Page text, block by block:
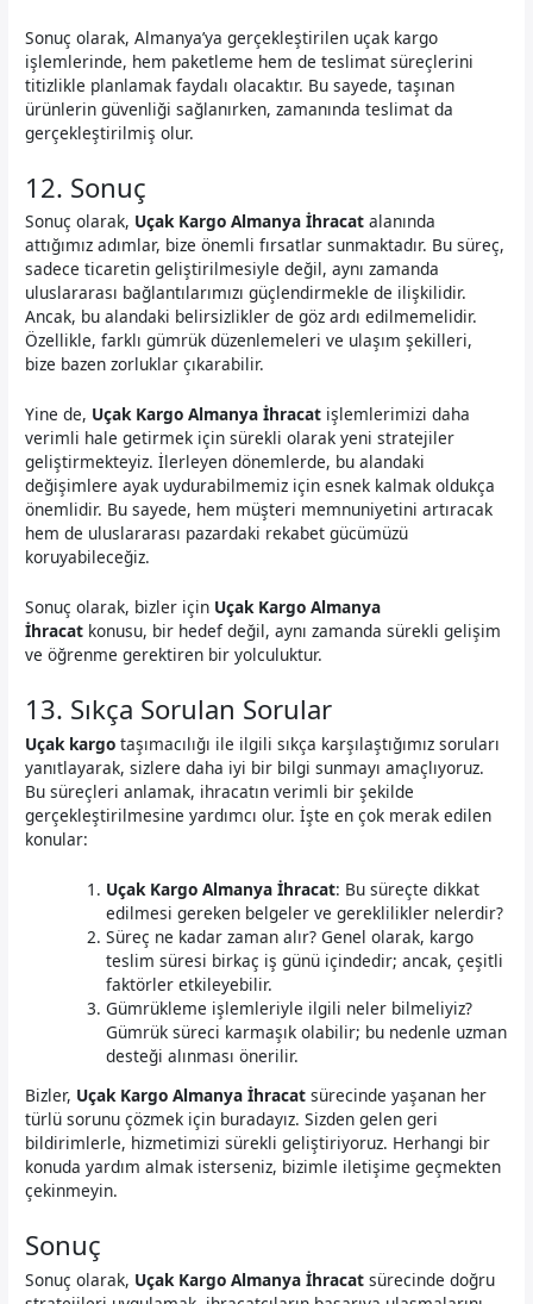
Sonuç olarak, Almanya’ya gerçekleştirilen uçak kargo
işlemlerinde, hem paketleme hem de teslimat süreçlerini
titizlikle planlamak faydalı olacaktır. Bu sayede, taşınan
ürünlerin güvenliği sağlanırken, zamanında teslimat da
gerçekleştirilmiş olur.
12. Sonuç
Sonuç olarak, Uçak Kargo Almanya İhracat alanında
attığımız adımlar, bize önemli fırsatlar sunmaktadır. Bu süreç,
sadece ticaretin geliştirilmesiyle değil, aynı zamanda
uluslararası bağlantılarımızı güçlendirmekle de ilişkilidir.
Ancak, bu alandaki belirsizlikler de göz ardı edilmemelidir.
Özellikle, farklı gümrük düzenlemeleri ve ulaşım şekilleri,
bize bazen zorluklar çıkarabilir.
Yine de, Uçak Kargo Almanya İhracat işlemlerimizi daha
verimli hale getirmek için sürekli olarak yeni stratejiler
geliştirmekteyiz. İlerleyen dönemlerde, bu alandaki
değişimlere ayak uydurabilmemiz için esnek kalmak oldukça
önemlidir. Bu sayede, hem müşteri memnuniyetini artıracak
hem de uluslararası pazardaki rekabet gücümüzü
koruyabileceğiz.
Sonuç olarak, bizler için Uçak Kargo Almanya
İhracat konusu, bir hedef değil, aynı zamanda sürekli gelişim
ve öğrenme gerektiren bir yolculuktur.
13. Sıkça Sorulan Sorular
Uçak kargo taşımacılığı ile ilgili sıkça karşılaştığımız soruları
yanıtlayarak, sizlere daha iyi bir bilgi sunmayı amaçlıyoruz.
Bu süreçleri anlamak, ihracatın verimli bir şekilde
gerçekleştirilmesine yardımcı olur. İşte en çok merak edilen
konular:
Uçak Kargo Almanya İhracat: Bu süreçte dikkat
edilmesi gereken belgeler ve gereklilikler nelerdir?
Süreç ne kadar zaman alır? Genel olarak, kargo
teslim süresi birkaç iş günü içindedir; ancak, çeşitli
faktörler etkileyebilir.
Gümrükleme işlemleriyle ilgili neler bilmeliyiz?
Gümrük süreci karmaşık olabilir; bu nedenle uzman
desteği alınması önerilir.
Bizler, Uçak Kargo Almanya İhracat sürecinde yaşanan her
türlü sorunu çözmek için buradayız. Sizden gelen geri
bildirimlerle, hizmetimizi sürekli geliştiriyoruz. Herhangi bir
konuda yardım almak isterseniz, bizimle iletişime geçmekten
çekinmeyin.
Sonuç
Sonuç olarak, Uçak Kargo Almanya İhracat sürecinde doğru